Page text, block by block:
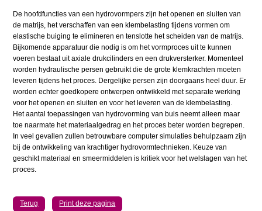
De hoofdfuncties van een hydrovormpers zijn het openen en sluiten van
de matrijs, het verschaffen van een klembelasting tijdens vormen om
elastische buiging te elimineren en tenslotte het scheiden van de matrijs.
Bijkomende apparatuur die nodig is om het vormproces uit te kunnen
voeren bestaat uit axiale drukcilinders en een drukversterker. Momenteel
worden hydraulische persen gebruikt die de grote klemkrachten moeten
leveren tijdens het proces. Dergelijke persen zijn doorgaans heel duur. Er
worden echter goedkopere ontwerpen ontwikkeld met separate werking
voor het openen en sluiten en voor het leveren van de klembelasting.
Het aantal toepassingen van hydrovorming van buis neemt alleen maar
toe naarmate het materiaalgedrag en het proces beter worden begrepen.
In veel gevallen zullen betrouwbare computer simulaties behulpzaam zijn
bij de ontwikkeling van krachtiger hydrovormtechnieken. Keuze van
geschikt materiaal en smeermiddelen is kritiek voor het welslagen van het
proces.
Terug Print deze pagina